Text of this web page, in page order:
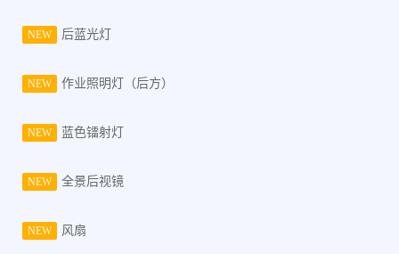
NEW 后蓝光灯
NEW 作业照明灯（后方）
NEW 蓝色镭射灯
NEW 全景后视镜
NEW 风扇